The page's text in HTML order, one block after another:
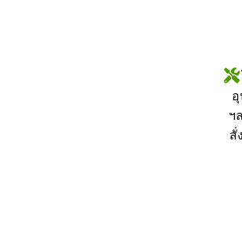
ฯ
สั่